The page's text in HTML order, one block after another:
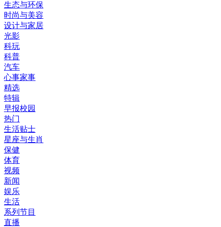
生态与环保
时尚与美容
设计与家居
光影
科玩
科普
汽车
心事家事
精选
特辑
早报校园
热门
生活贴士
星座与生肖
保健
体育
视频
新闻
娱乐
生活
系列节目
直播